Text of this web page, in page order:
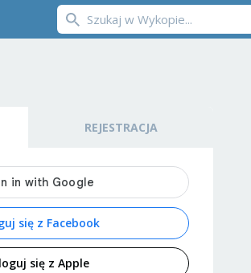
REJESTRACJA
się z Facebook
się z Apple